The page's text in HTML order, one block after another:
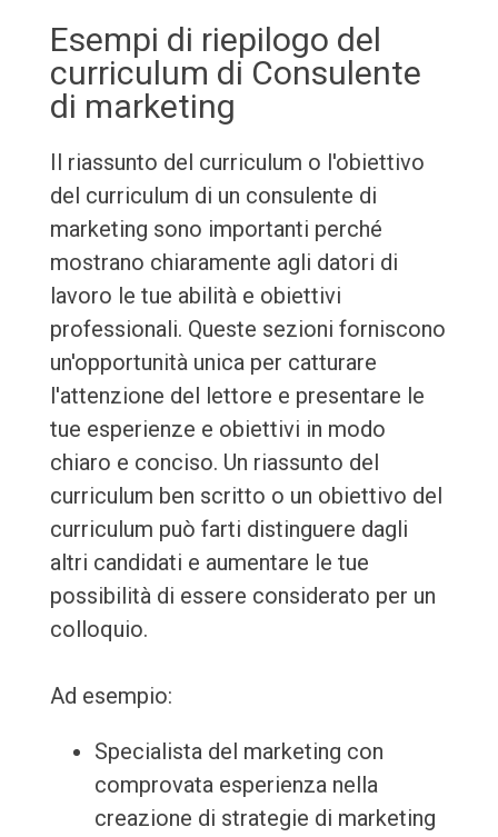
Esempi di riepilogo del
curriculum di Consulente
di marketing
Il riassunto del curriculum o l'obiettivo
del curriculum di un consulente di
marketing sono importanti perché
mostrano chiaramente agli datori di
lavoro le tue abilità e obiettivi
professionali. Queste sezioni forniscono
un'opportunità unica per catturare
l'attenzione del lettore e presentare le
tue esperienze e obiettivi in modo
chiaro e conciso. Un riassunto del
curriculum ben scritto o un obiettivo del
curriculum può farti distinguere dagli
altri candidati e aumentare le tue
possibilità di essere considerato per un
colloquio.
Ad esempio:
Specialista del marketing con
comprovata esperienza nella
creazione di strategie di marketing